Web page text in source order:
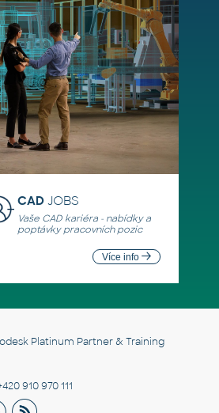
CADJOBS
Vaše CAD kariéra - nabídky a
poptávky pracovních pozic
Více info
Platinum Partner & Training
910 970 111